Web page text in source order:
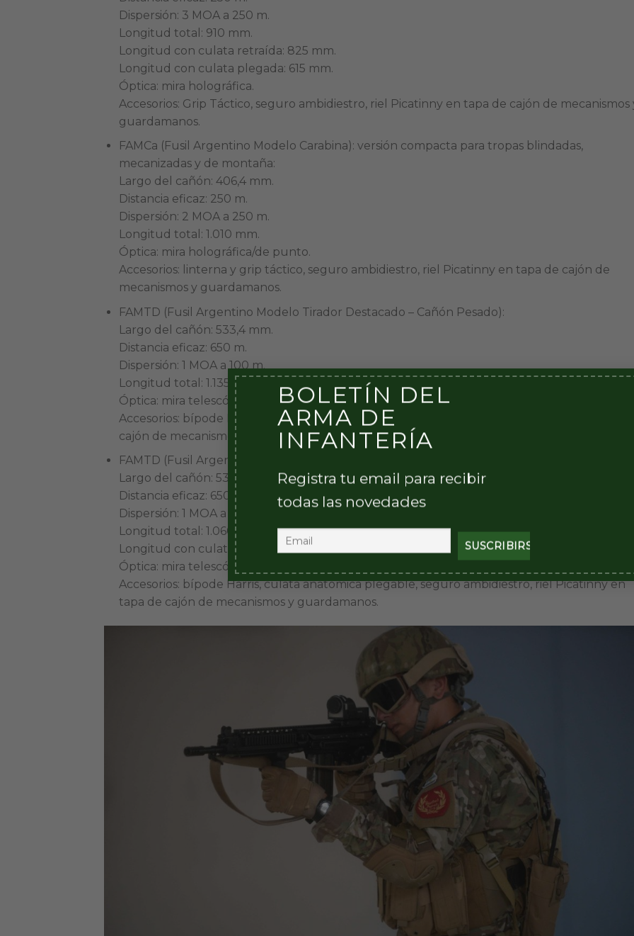
BOLETÍN DEL
ARMA DE
INFANTERÍA
Registra tu email para recibir
todas las novedades
Dispersión: 3 MOA a 250 m.
Longitud total: 910 mm.
Longitud con culata retraída: 825 mm.
Longitud con culata plegada: 615 mm.
Óptica: mira holográfica.
Accesorios: Grip Táctico, seguro ambidiestro, riel Picatinny en tapa de cajón de mecanismos
guardamanos.
FAMCa (Fusil Argentino Modelo Carabina): versión compacta para tropas blindadas,
mecanizadas y de montaña:
Largo del cañón: 406,4 mm.
Distancia eficaz: 250 m.
Dispersión: 2 MOA a 250 m.
Longitud total: 1.010 mm.
Óptica: mira holográfica/de punto.
Accesorios: linterna y grip táctico, seguro ambidiestro, riel Picatinny en tapa de cajón de
mecanismos y guardamanos.
FAMTD (Fusil Argentino Modelo Tirador Destacado – Cañón Pesado):
Largo del cañón: 533,4 mm.
Distancia eficaz: 650 m.
Dispersión: 1 MOA a 100 m.
Longitud total: 1.135 mm (cañón de FAP).
Óptica: mira telescópica con torreta.
Accesorios: bípode Harris, culata anatómica, seguro ambidiestro, riel Picatinny en tapa de
cajón de mecanismos y guardamanos.
FAMTD (Fusil Argentino Modelo Tirador Destacado – Cañón Liviano):
Largo del cañón: 533,4 mm.
Distancia eficaz: 650 m.
Dispersión: 1 MOA a 100 m.
Longitud total: 1.060 mm (cañón de FAL).
Longitud con culata plegada: 765 mm.
Óptica: mira telescópica con torreta.
Accesorios: bípode Harris, culata anatómica plegable, seguro ambidiestro, riel Picatinny en
tapa de cajón de mecanismos y guardamanos.